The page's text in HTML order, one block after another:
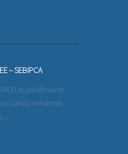
– SEBIPCA
Las palabras se
cuando miramos